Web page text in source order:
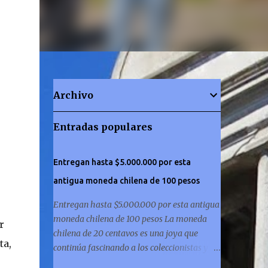
Archivo
Entradas populares
Entregan hasta $5.000.000 por esta
antigua moneda chilena de 100 pesos
Entregan hasta $5.000.000 por esta antigua
moneda chilena de 100 pesos La moneda
chilena de 20 centavos es una joya que
continúa fascinando a los coleccionistas y a